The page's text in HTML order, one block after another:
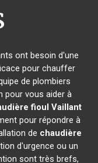
ont besoin d'une
pour chauffer
de plombiers
pour vous aider à
fioul Vaillant
pour répondre à
de chaudière
d'urgence ou un
sont très brefs,